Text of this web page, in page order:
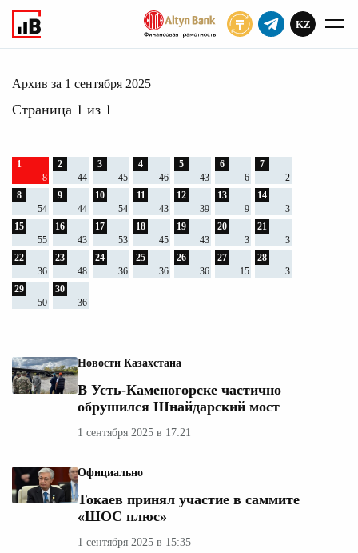
KZ
Главное 2025 сентября 2025
Архив за 1 сентября 2025
Страница 1 из 1
Новости Казахстана
В Усть-Каменогорске частично
обрушился Шнайдарский мост
1 сентября 2025 в 17:21
Официально
Токаев принял участие в саммите
«ШОС плюс»
1 сентября 2025 в 15:35
1
8
2
44
3
45
4
46
5
43
6
6
7
2
8
54
9
44
10
54
11
43
12
39
13
9
14
3
15
55
16
43
17
53
18
45
19
43
20
3
21
3
22
36
23
48
24
36
25
36
26
36
27
15
28
3
29
50
30
36